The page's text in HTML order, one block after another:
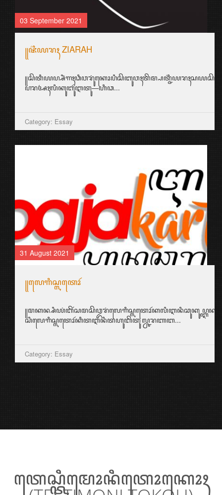
03 September 2021
꧋ꦗ꦳ꦶꦪꦫꦃ ZIARAH
ꦥꦫꦄꦃꦭꦶꦏꦸꦧꦸꦂꦆꦠꦸ—ꦲꦶꦣ...
Category: Essay
31 August 2021
꧋ꦭꦺꦒꦶꦱ꧀ꦭꦠꦺꦴꦂ
ꦱꦶꦭꦺꦒꦶꦱ꧀ꦭꦠꦺꦴꦂꦏꦶꦠꦆꦤꦶꦠꦲꦸꦧꦼꦠꦸꦭ꧀ꦕꦫꦚꦧ...
Category: Essay
ꦠꦺꦱ꧀ꦠꦶꦩꦺꦴꦤꦶꦠꦺꦴꦏꦺꦴꦃ